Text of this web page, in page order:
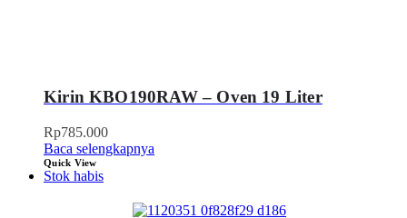
Kirin KBO190RAW – Oven 19 Liter
Rp785.000
Baca selengkapnya
Quick View
Stok habis